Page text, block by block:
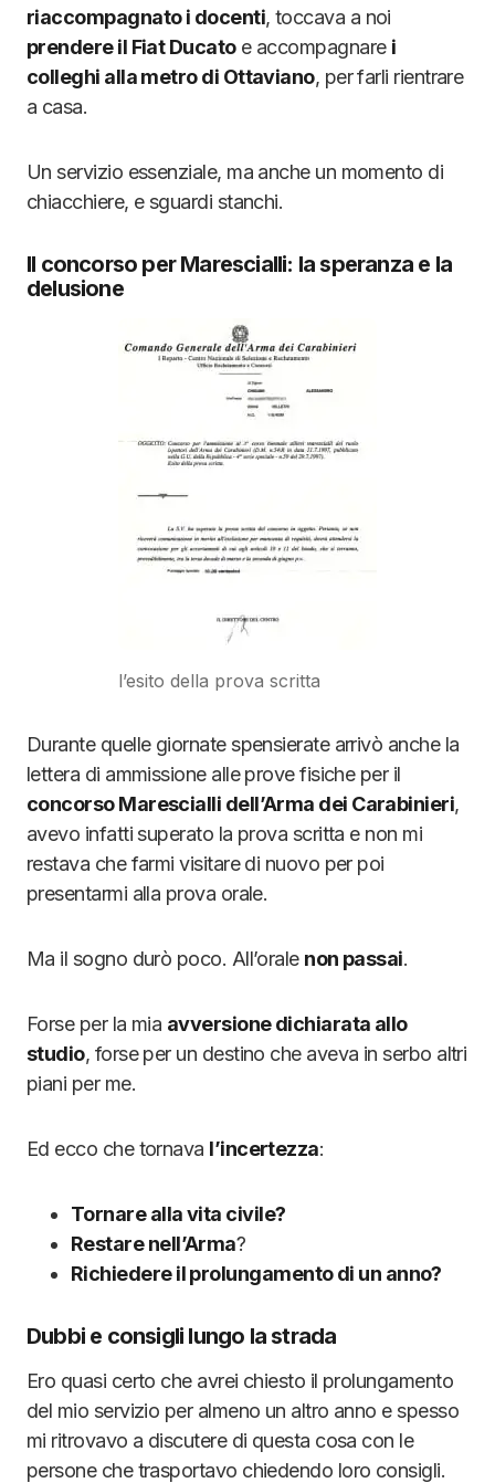
riaccompagnato i docenti, toccava a noi
prendere il Fiat Ducatoe accompagnare i
colleghi alla metro di Ottaviano, per farli rientrare
a casa.
Un servizio essenziale, ma anche un momento di
chiacchiere, e sguardi stanchi.
Il concorso per Marescialli: la speranza e la
delusione
l’esito della prova scritta
Durante quelle giornate spensierate arrivò anche la
lettera di ammissione alle prove fisiche per il
concorso Marescialli dell’Arma dei Carabinieri,
avevo infatti superato la prova scritta e non mi
restava che farmi visitare di nuovo per poi
presentarmi alla prova orale.
Ma il sogno durò poco. All’orale non passai.
Forse per la mia avversione dichiarata allo
studio, forse per un destino che aveva in serbo altri
piani per me.
Ed ecco che tornava l’incertezza:
Tornare alla vita civile?
Restare nell’Arma?
Richiedere il prolungamento di un anno?
Dubbi e consigli lungo la strada
Ero quasi certo che avrei chiesto il prolungamento
del mio servizio per almeno un altro anno e spesso
mi ritrovavo a discutere di questa cosa con le
persone che trasportavo chiedendo loro consigli.